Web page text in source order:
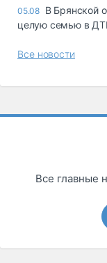
05.08 В Брянской
целую семью в
Все новости
Все главные